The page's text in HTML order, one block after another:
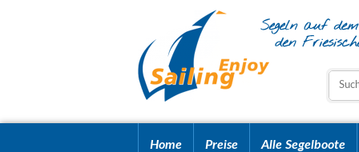
Home Preise Alle Segelboote